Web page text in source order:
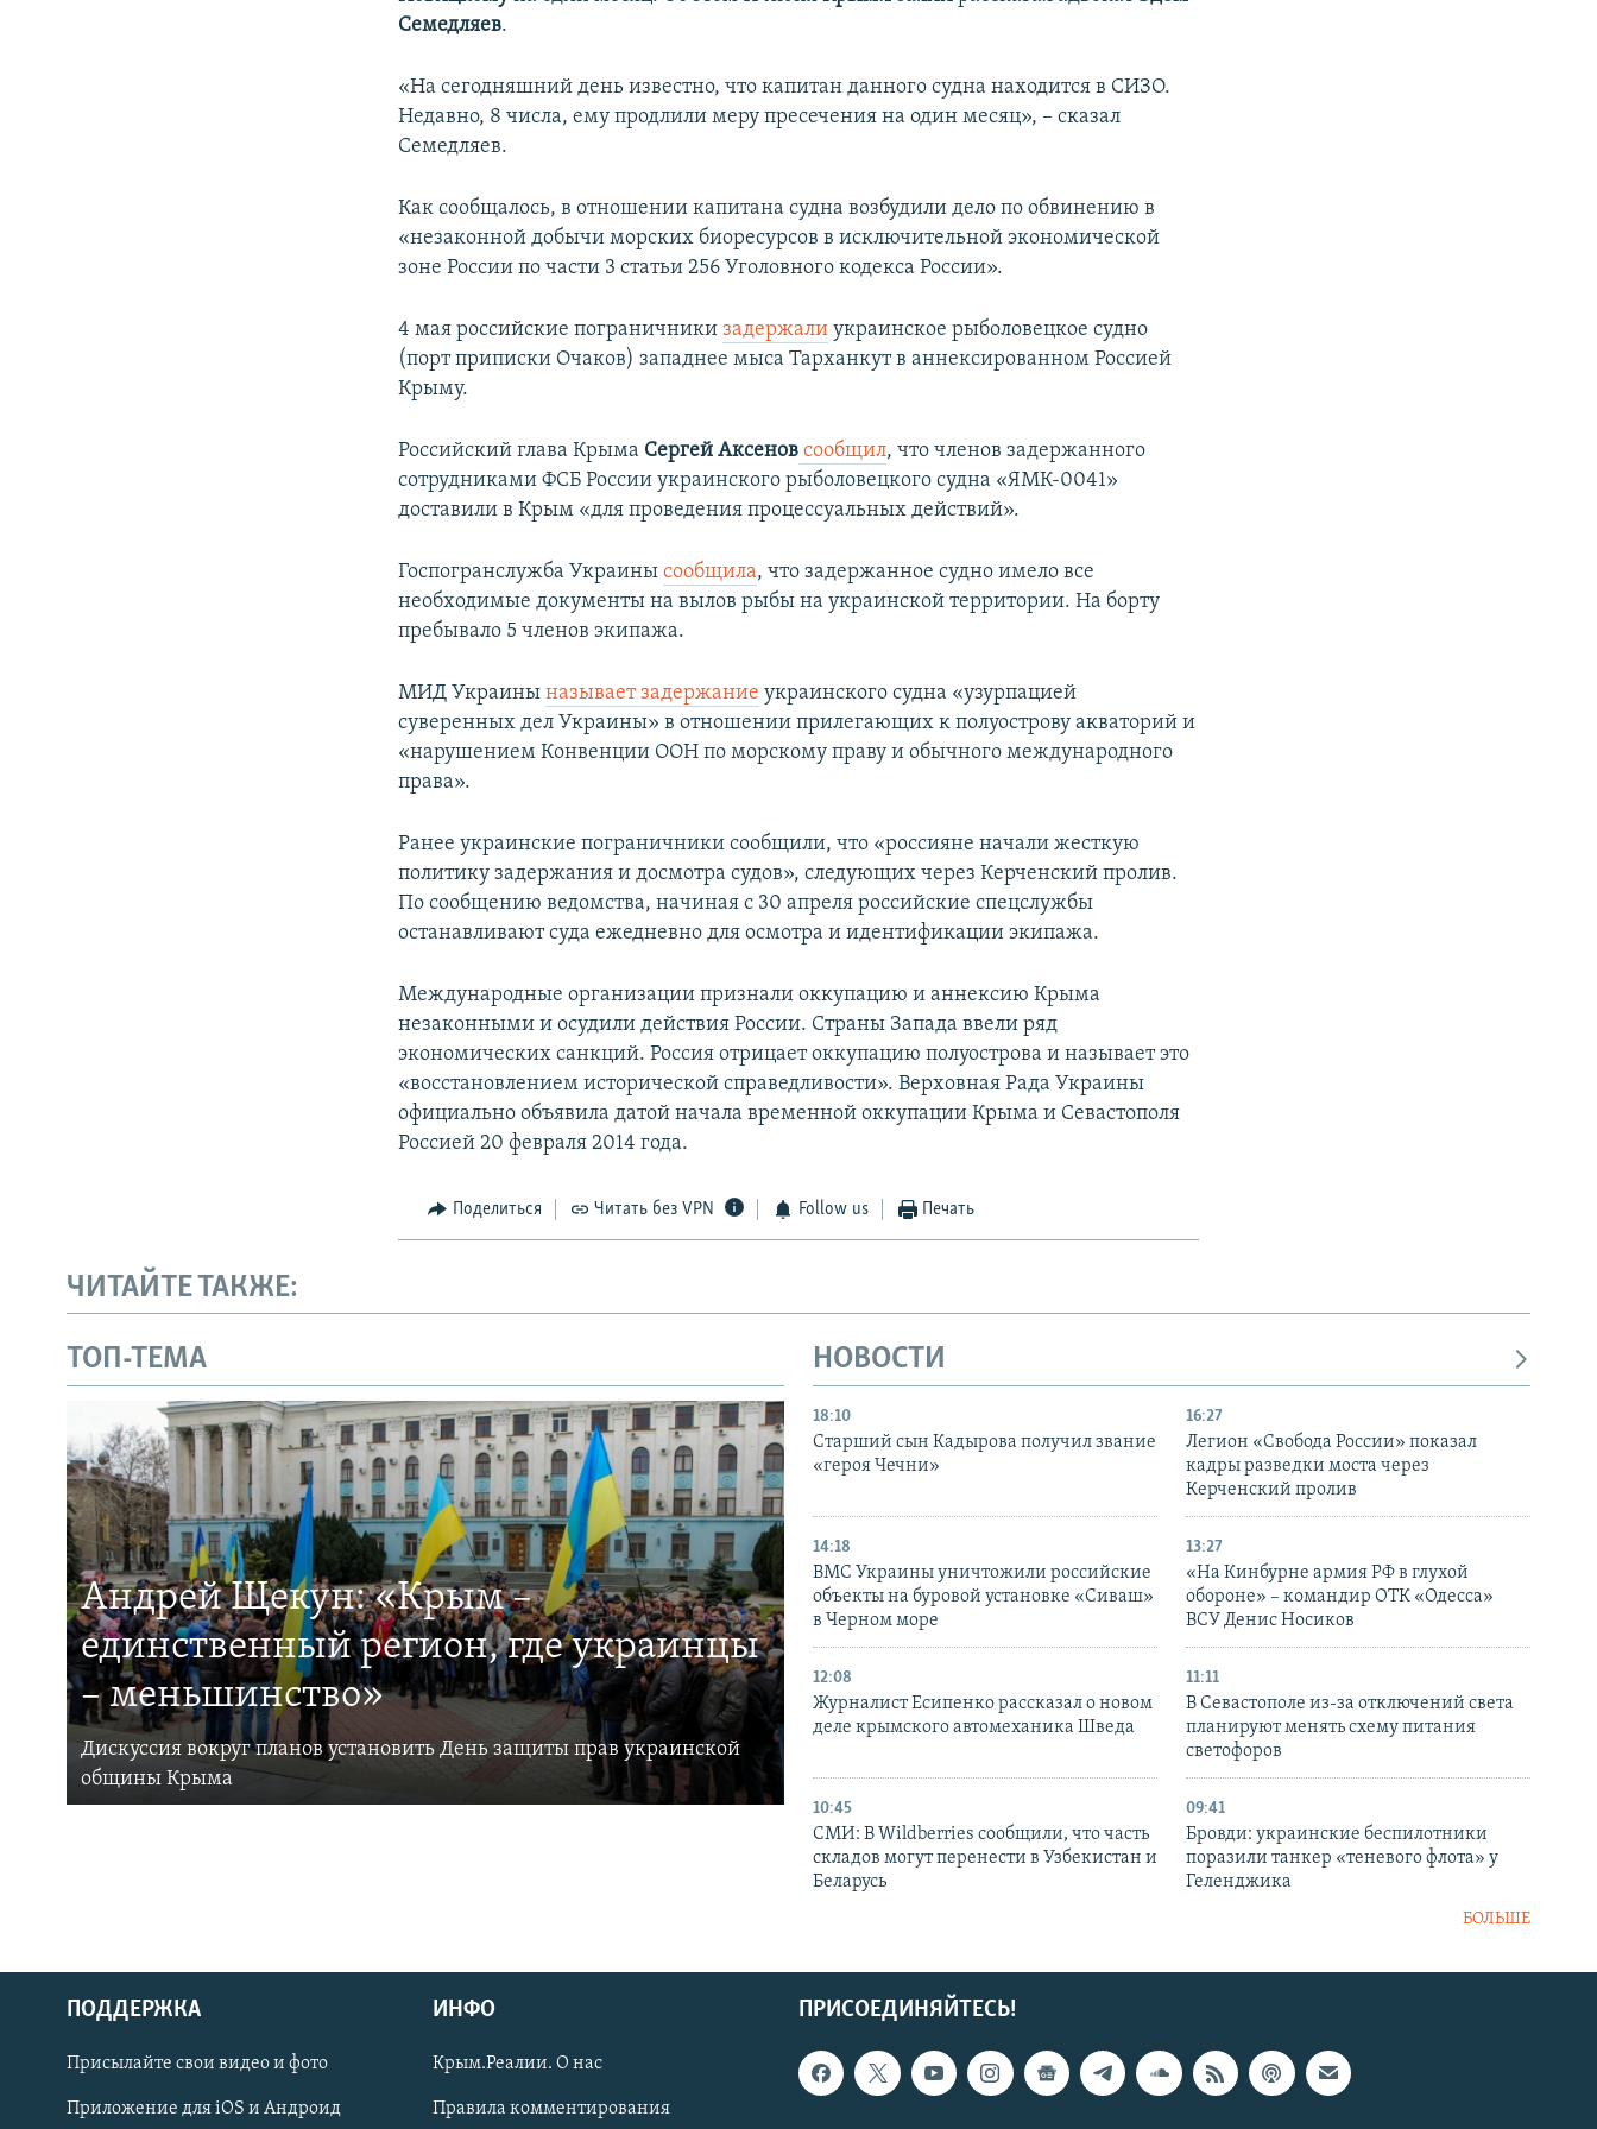
Українською
Qırımtatar
Семедляев.
«На сегодняшний день известно, что капитан данного судна находится в СИЗО.
Недавно, 8 числа, ему продлили меру пресечения на один месяц», – сказал
Семедляев.
Как сообщалось, в отношении капитана судна возбудили дело по обвинению в
«незаконной добычи морских биоресурсов в исключительной экономической
зоне России по части 3 статьи 256 Уголовного кодекса России».
4 мая российские пограничникизадержали украинское рыболовецкое судно
(порт приписки Очаков) западнее мыса Тарханкут в аннексированном Россией
Крыму.
Российский глава Крыма Сергей Аксенов сообщил, что членов задержанного
сотрудниками ФСБ России украинского рыболовецкого судна «ЯМК-0041»
доставили в Крым «для проведения процессуальных действий».
Госпогранслужба Украинысообщила, что задержанное судно имело все
необходимые документы на вылов рыбы на украинской территории. На борту
пребывало 5 членов экипажа.​
МИД Украиныназывает задержание украинского судна «узурпацией
суверенных дел Украины» в отношении прилегающих к полуострову акваторий и
«нарушением Конвенции ООН по морскому праву и обычного международного
права».
Ранее украинские пограничники сообщили, что «россияне начали жесткую
политику задержания и досмотра судов», следующих через Керченский пролив.
По сообщению ведомства, начиная с 30 апреля российские спецслужбы
останавливают суда ежедневно для осмотра и идентификации экипажа.
Международные организации признали оккупацию и аннексию Крыма
незаконными и осудили действия России. Страны Запада ввели ряд
экономических санкций. Россия отрицает оккупацию полуострова и называет это
«восстановлением исторической справедливости». Верховная Рада Украины
официально объявила датой начала временной оккупации Крыма и Севастополя
Россией 20 февраля 2014 года.
Поделиться Читать без VPN Follow us Печать
ЧИТАЙТЕ ТАКЖЕ:
ТОП-ТЕМА
Андрей Щекун: «Крым –
единственный регион, где украинцы
– меньшинство»
Дискуссия вокруг планов установить День защиты прав украинской
общины Крыма
НОВОСТИ
18:10
Старший сын Кадырова получил звание
«героя Чечни»
16:27
Легион «Свобода России» показал
кадры разведки моста через
Керченский пролив
14:18
ВМС Украины уничтожили российские
объекты на буровой установке «Сиваш»
в Черном море
13:27
«На Кинбурне армия РФ в глухой
обороне» – командир ОТК «Одесса»
ВСУ Денис Носиков
12:08
Журналист Есипенко рассказал о новом
деле крымского автомеханика Шведа
11:11
В Севастополе из-за отключений света
планируют менять схему питания
светофоров
10:45
СМИ: В Wildberries сообщили, что часть
складов могут перенести в Узбекистан и
Беларусь
09:41
Бровди: украинские беспилотники
поразили танкер «теневого флота» у
Геленджика
БОЛЬШЕ
ПРИСОЕДИНЯЙТЕСЬ!
ПОДДЕРЖКА
Присылайте свои видео и фото
Приложение для iOS и Андроид
ИНФО
Крым.Реалии. О нас
Правила комментирования